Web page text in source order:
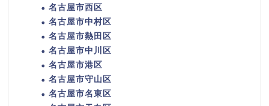
名古屋市西区
名古屋市中村区
名古屋市熱田区
名古屋市中川区
名古屋市港区
名古屋市守山区
名古屋市名東区